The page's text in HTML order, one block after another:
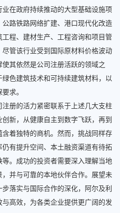
在政府持续推动的大型基础设施项
路铁路网络扩建、港口现代化改造
程、建材生产、工程咨询和项目管
管该行业受到国际原材料价格波动
其依然是公司注册活跃的领域之
色建筑技术和可持续建筑材料，以
求。
册的活力紧密联系于上述几大支柱
新，从健康自主到数字飞跃，再到
着独特的商机。然而，挑战同样存
有提升空间、本土融资渠道有待拓
。成功的投资者需要深入理解当地
并与可靠的本地伙伴合作。展望未
落实与国际合作的深化，阿尔及利
高效，为各类企业提供更广阔的发